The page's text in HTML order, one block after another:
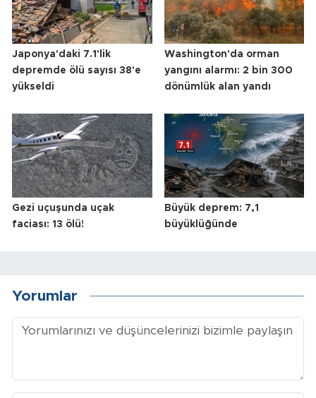
Japonya'daki 7.1'lik
depremde ölü sayısı 38'e
yükseldi
Washington'da orman
yangını alarmı: 2 bin 300
dönümlük alan yandı
Gezi uçuşunda uçak
faciası: 13 ölü!
Büyük deprem: 7,1
büyüklüğünde
Yorumlar